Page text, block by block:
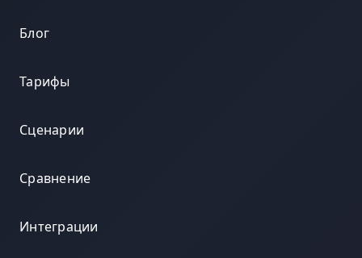
Блог
Тарифы
Сценарии
Сравнение
Интеграции